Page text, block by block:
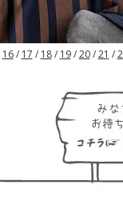
16/ 17 / 18/ 19/20/21 /